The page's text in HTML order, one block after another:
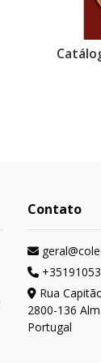
Contato
Rua
2800-136
Portugal